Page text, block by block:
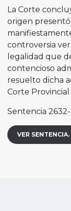
La Corte
origen
controversia
legalidad que
contencioso
resuelto dicha
Corte
Sentencia
VER SENTENCIA.